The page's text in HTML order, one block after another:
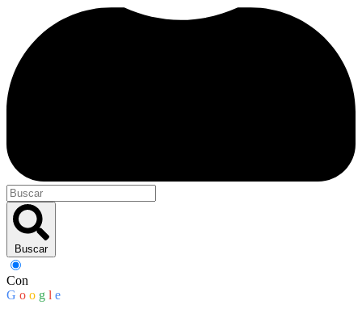
Buscar
Con
G o o g l e